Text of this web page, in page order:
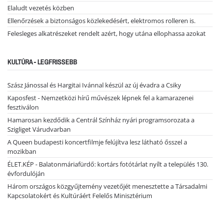
Elaludt vezetés közben
Ellenőrzések a biztonságos közlekedésért, elektromos rolleren is.
Felesleges alkatrészeket rendelt azért, hogy utána ellophassa azokat
KULTÚRA - LEGFRISSEBB
Szász Jánossal és Hargitai Ivánnal készül az új évadra a Csiky
Kaposfest - Nemzetközi hírű művészek lépnek fel a kamarazenei
fesztiválon
Hamarosan kezdődik a Centrál Színház nyári programsorozata a
Szigliget Várudvarban
A Queen budapesti koncertfilmje felújítva lesz látható ősszel a
mozikban
ÉLET.KÉP - Balatonmáriafürdő: kortárs fotótárlat nyílt a település 130.
évfordulóján
Három országos közgyűjtemény vezetőjét menesztette a Társadalmi
Kapcsolatokért és Kultúráért Felelős Minisztérium